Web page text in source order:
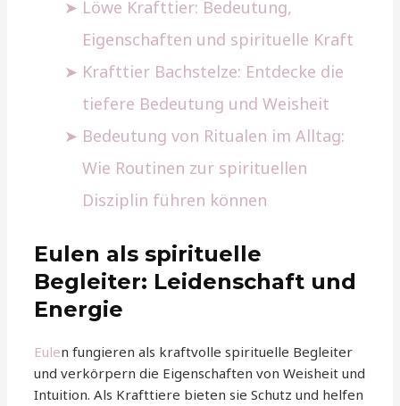
Löwe Krafttier: Bedeutung,
Eigenschaften und spirituelle Kraft
Krafttier Bachstelze: Entdecke die
tiefere Bedeutung und Weisheit
Bedeutung von Ritualen im Alltag:
Wie Routinen zur spirituellen
Disziplin führen können
Eulen als spirituelle
Begleiter: Leidenschaft und
Energie
Eulen fungieren als kraftvolle spirituelle Begleiter
und verkörpern die Eigenschaften von Weisheit und
Intuition. Als Krafttiere bieten sie Schutz und helfen